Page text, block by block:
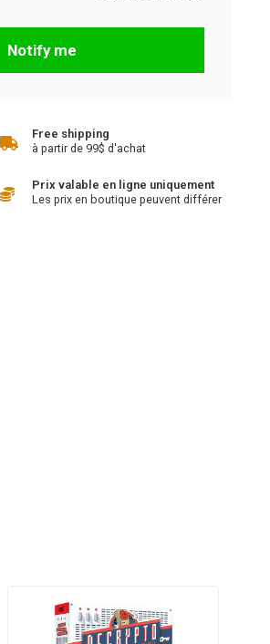
Notify me
Free shipping
à partir de 99$ d'achat
Prix valable en ligne uniquement
Les prix en boutique peuvent différer